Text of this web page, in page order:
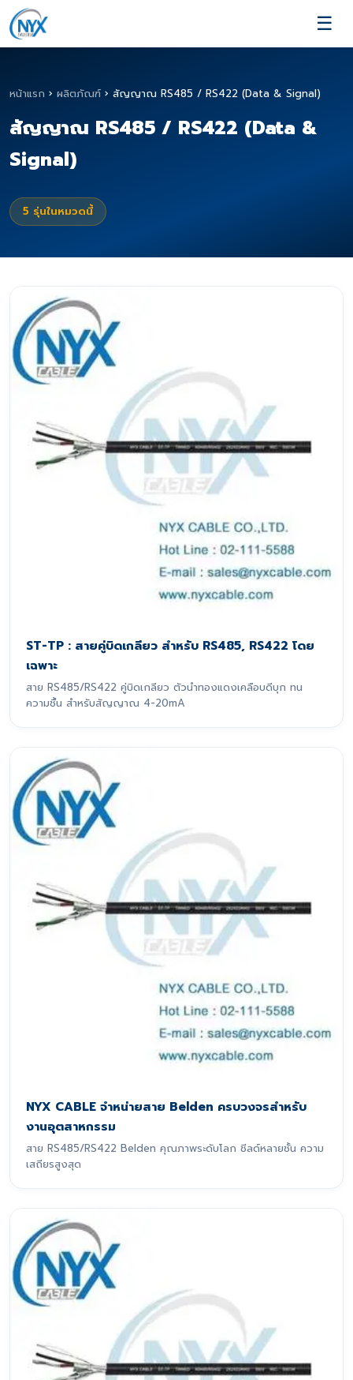
☰
หน้าแรก › ผลิตภัณฑ์ › สัญญาณ RS485 / RS422 (Data & Signal)
สัญญาณ RS485 / RS422 (Data &
Signal)
5 รุ่นในหมวดนี้
ST-TP : สายคู่บิดเกลียว สำหรับ RS485, RS422 โดย
เฉพาะ
สาย RS485/RS422 คู่บิดเกลียว ตัวนำทองแดงเคลือบดีบุก ทน
ความชื้น สำหรับสัญญาณ 4-20mA
NYX CABLE จำหน่ายสาย Belden ครบวงจรสำหรับ
งานอุตสาหกรรม
สาย RS485/RS422 Belden คุณภาพระดับโลก ชีลด์หลายชั้น ความ
เสถียรสูงสุด